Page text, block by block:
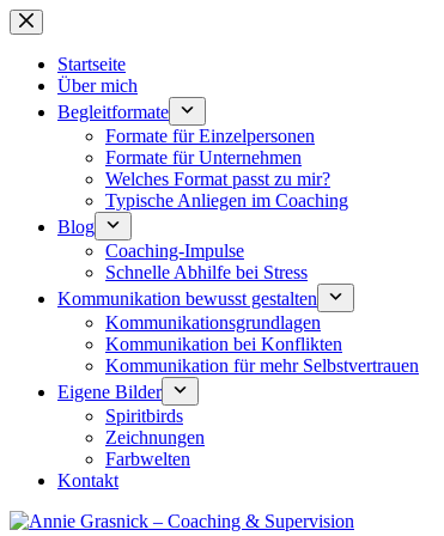
Zum
Inhalt
springenStartseite
Über mich
Begleitformate
Formate für Einzelpersonen
Formate für Unternehmen
Welches Format passt zu mir?
Typische Anliegen im Coaching
Blog
Coaching-Impulse
Schnelle Abhilfe bei Stress
Kommunikation bewusst gestalten
Kommunikationsgrundlagen
Kommunikation bei Konflikten
Kommunikation für mehr Selbstvertrauen
Eigene Bilder
Spiritbirds
Zeichnungen
Farbwelten
Kontakt